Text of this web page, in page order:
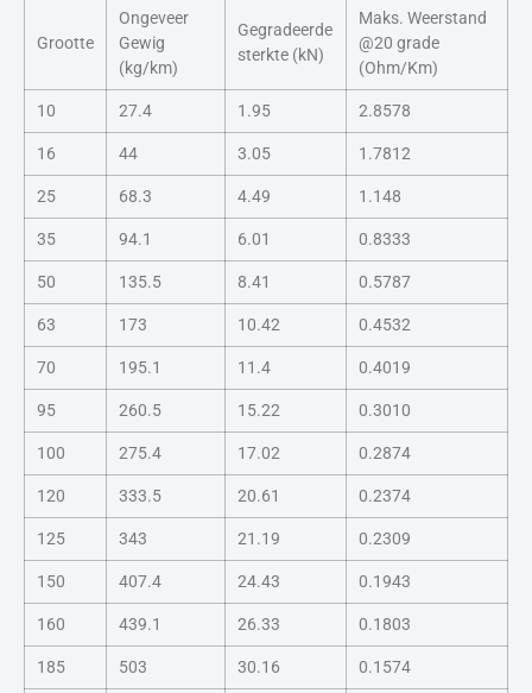
Grootte
Ongeveer
Gewig
(kg/km)
Gegradeerde
sterkte (kN)
Maks. Weerstand
@20 grade
(Ohm/Km)
10 27.4 1.95 2.8578
16 44 3.05 1.7812
25 68.3 4.49 1.148
35 94.1 6.01 0.8333
50 135.5 8.41 0.5787
63 173 10.42 0.4532
70 195.1 11.4 0.4019
95 260.5 15.22 0.3010
100 275.4 17.02 0.2874
120 333.5 20.61 0.2374
125 343 21.19 0.2309
150 407.4 24.43 0.1943
160 439.1 26.33 0.1803
185 503 30.16 0.1574